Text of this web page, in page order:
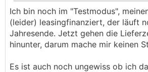
Ich bin noch im "Testmodus",
(leider) leasingfinanziert, der läuft
Jahresende. Jetzt gehen die
hinunter, darum mache mir keinen
Es ist auch noch ungewiss ob ich